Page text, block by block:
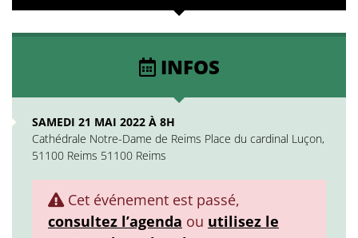
INFOS
SAMEDI 21 MAI 2022 À 8H
Cathédrale Notre-Dame de Reims Place du cardinal Luçon,
51100 Reims 51100 Reims
Cet événement est passé,
consultez l’agenda ou utilisez le